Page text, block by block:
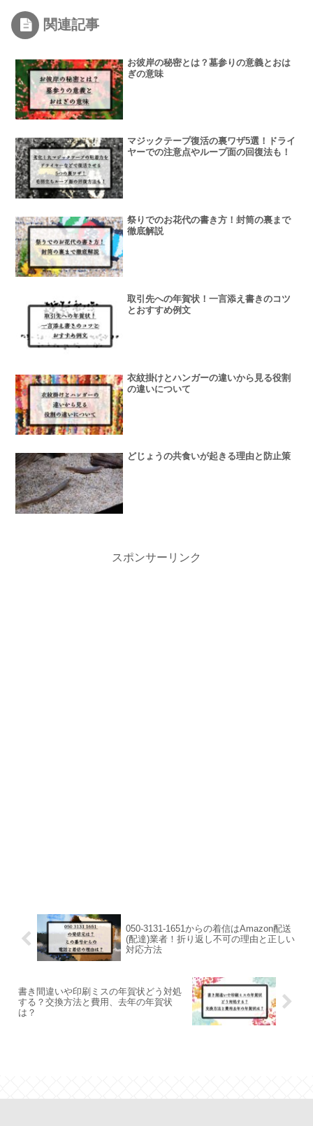
関連記事
お彼岸の秘密とは？墓参りの意義とおは
ぎの意味
マジックテープ復活の裏ワザ5選！ドライ
ヤーでの注意点やループ面の回復法も！
祭りでのお花代の書き方！封筒の裏まで
徹底解説
取引先への年賀状！一言添え書きのコツ
とおすすめ例文
衣紋掛けとハンガーの違いから見る役割
の違いについて
どじょうの共食いが起きる理由と防止策
スポンサーリンク
050-3131-1651からの着信はAmazon配送
(配達)業者！折り返し不可の理由と正しい
対応方法
書き間違いや印刷ミスの年賀状どう対処
する？交換方法と費用、去年の年賀状
は？